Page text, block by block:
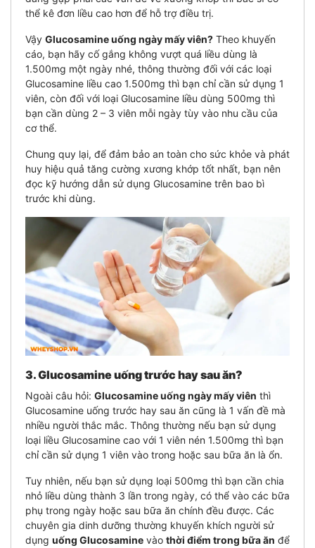
thể kê đơn liều cao hơn để hỗ trợ điều trị.
Vậy Glucosamine uống ngày mấy viên? Theo khuyến
cáo, bạn hãy cố gắng không vượt quá liều dùng là
1.500mg một ngày nhé, thông thường đối với các loại
Glucosamine liều cao 1.500mg thì bạn chỉ cần sử dụng 1
viên, còn đối với loại Glucosamine liều dùng 500mg thì
bạn cần dùng 2 – 3 viên mỗi ngày tùy vào nhu cầu của
cơ thể.
Chung quy lại, để đảm bảo an toàn cho sức khỏe và phát
huy hiệu quả tăng cường xương khớp tốt nhất, bạn nên
đọc kỹ hướng dẫn sử dụng Glucosamine trên bao bì
trước khi dùng.
3. Glucosamine uống trước hay sau ăn?
Ngoài câu hỏi: Glucosamine uống ngày mấy viên thì
Glucosamine uống trước hay sau ăn cũng là 1 vấn đề mà
nhiều người thắc mắc. Thông thường nếu bạn sử dụng
loại liều Glucosamine cao với 1 viên nén 1.500mg thì bạn
chỉ cần sử dụng 1 viên vào trong hoặc sau bữa ăn là ổn.
Tuy nhiên, nếu bạn sử dụng loại 500mg thì bạn cần chia
nhỏ liều dùng thành 3 lần trong ngày, có thể vào các bữa
phụ trong ngày hoặc sau bữa ăn chính đều được. Các
chuyên gia dinh dưỡng thường khuyến khích người sử
dụng uống Glucosamine vào thời điểm trong bữa ăn để